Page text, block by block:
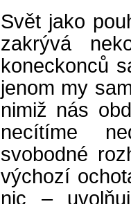
Svět jako
zakrývá
koneckonců
jenom my
nimiž nás
necítíme
svobodné
výchozí
nic –